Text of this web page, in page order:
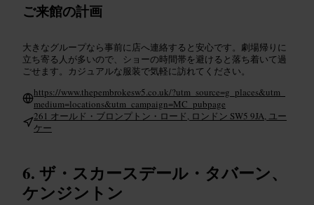
ご来館の計画
大きなグループなら事前に店へ連絡すると安心です。劇場帰りに
立ち寄る人が多いので、ショーの時間帯を避けると落ち着いて過
ごせます。カジュアルな服装で気軽に訪れてください。
https://www.thepembrokesw5.co.uk/?utm_source=g_places&utm_
medium=locations&utm_campaign=MC_pubpage
261 オールド・ブロンプトン・ロード, ロンドン SW5 9JA, ユー
ケー
ザ・スカースデール・タバーン、
ケンジントン